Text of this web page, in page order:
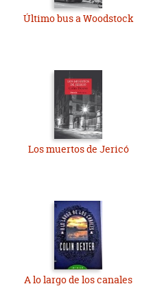
Último bus a Woodstock
Los muertos de Jericó
A lo largo de los canales